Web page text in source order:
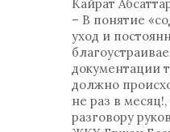
Кайрат
– В понятие
уход и
документации
должно
не раз в
разговору